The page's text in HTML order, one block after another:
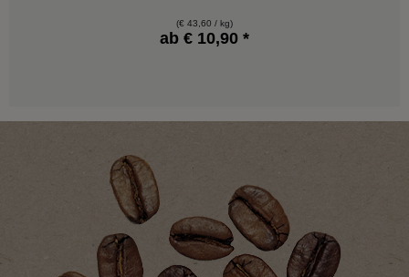
(€ 43,60 / kg)
ab € 10,90 *